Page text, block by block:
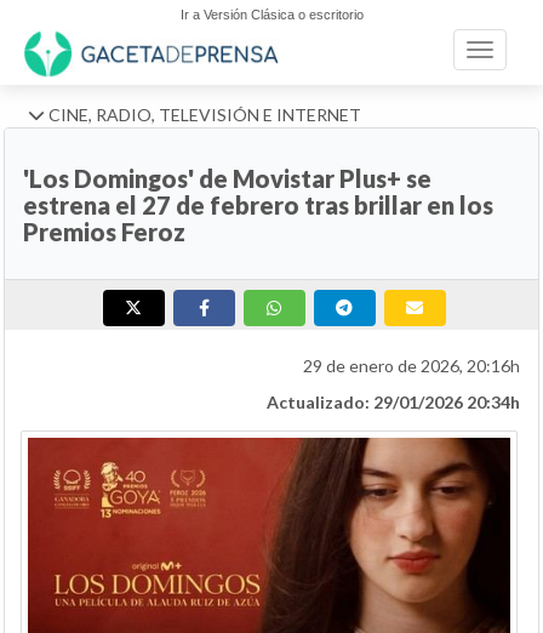
Ir a Versión Clásica o escritorio
Toggle
CINE, RADIO, TELEVISIÓN E INTERNET
'Los Domingos' de Movistar Plus+ se
estrena el 27 de febrero tras brillar en los
Premios Feroz
29 de enero de 2026, 20:16h
Actualizado: 29/01/2026 20:34h